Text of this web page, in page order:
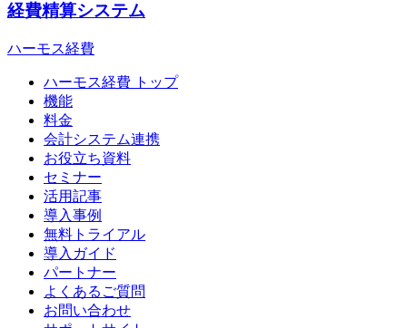
経費精算システム
ハーモス経費
ハーモス経費 トップ
機能
料金
会計システム連携
お役立ち資料
セミナー
活用記事
導入事例
無料トライアル
導入ガイド
パートナー
よくあるご質問
お問い合わせ